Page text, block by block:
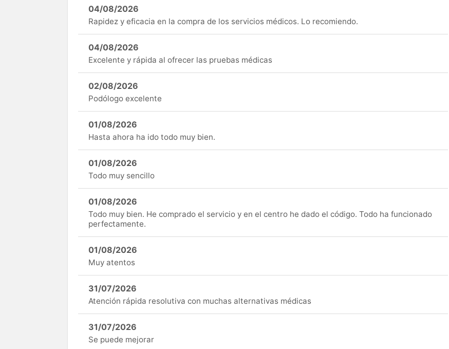
04/08/2026
Rapidez y eficacia en la compra de los servicios médicos. Lo recomiendo.
04/08/2026
Excelente y rápida al ofrecer las pruebas médicas
02/08/2026
Podólogo excelente
01/08/2026
Hasta ahora ha ido todo muy bien.
01/08/2026
Todo muy sencillo
01/08/2026
Todo muy bien. He comprado el servicio y en el centro he dado el código. Todo ha funcionado
perfectamente.
01/08/2026
Muy atentos
31/07/2026
Atención rápida resolutiva con muchas alternativas médicas
31/07/2026
Se puede mejorar